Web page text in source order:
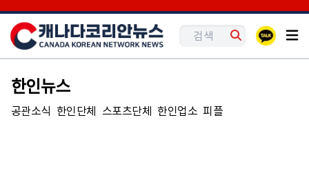
한인뉴스
공관소식 한인단체 스포츠단체 한인업소 피플